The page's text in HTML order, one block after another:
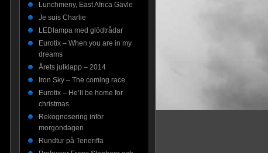
Lunchmeny, East Africa Gävle
Je suis Charlie
LEDlampa med glödtrådar
Eurotix – When you are in my
dreams
Årets julklapp – 2014
Iron Sky – The coming race
Eurotix – He’ll be home for
christmas
Rekognosering inför
morgondagen
Rundtur på Teneriffa